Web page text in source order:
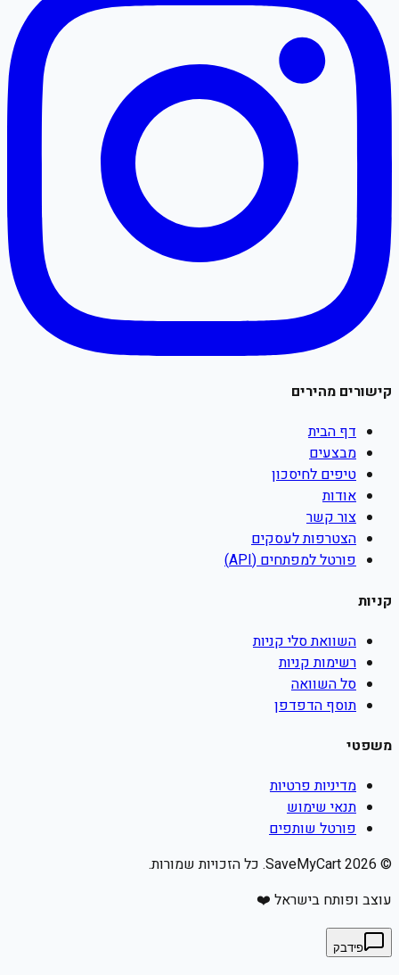
קישורים מהירים
דף הבית
מבצעים
טיפים לחיסכון
אודות
צור קשר
הצטרפות לעסקים
פורטל למפתחים (API)
קניות
השוואת סלי קניות
רשימות קניות
סל השוואה
תוסף הדפדפן
משפטי
מדיניות פרטיות
תנאי שימוש
פורטל שותפים
©
2026
עוצב ופותח בישראל ❤️
פידבק